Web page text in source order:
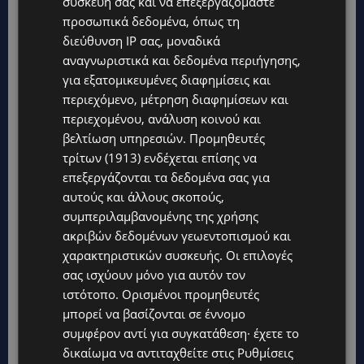
Topics
UPDATES
ΙΣΑΑΚ-ΣΟΛΩΜΟΥ: Κλείνουν συμβολικά οδοφράγματα την
Παρασκευή – Πού και τι ώρα θα γίνουν οι δράσεις
ΣΥΛΛΗΨΕΙΣ: 161 οδηγοί με υπερβολική ταχύτητα σε μία νύχτα
– Η παράβαση που κυριάρχησε στους ελέγχους
STORIES
ΓΕΝΕΘΛΙΟΣ ΗΜΕΡΑ: Η ηλικία είναι μόνο ένας αριθμός – Οι
άνθρωποι και οι στιγμές είναι η πραγματική μας ιστορία
STORIES
ΕΛΕΝΑ ΑΝΤΩΝΙΑΔΟΥ: Αγώνας ζωής για τη 37χρονη μητέρα
τριών παιδιών – Έρανος για τη θεραπεία της στην Αγγλία
UPDATES
προσωπικά δεδομένα, όπως τη
διεύθυνση IP σας, μοναδικά
αναγνωριστικά και δεδομένα περιήγησης,
για εξατομικευμένες διαφημίσεις και
περιεχόμενο, μέτρηση διαφημίσεων και
περιεχομένου, ανάλυση κοινού και
βελτίωση υπηρεσιών. Προμηθευτές
τρίτων (1913) ενδέχεται επίσης να
επεξεργάζονται τα δεδομένα σας για
αυτούς και άλλους σκοπούς,
συμπεριλαμβανομένης της χρήσης
ακριβών δεδομένων γεωεντοπισμού και
χαρακτηριστικών συσκευής. Οι επιλογές
σας ισχύουν μόνο για αυτόν τον
ιστότοπο. Ορισμένοι προμηθευτές
μπορεί να βασίζονται σε έννομο
συμφέρον αντί για συγκατάθεση· έχετε το
δικαίωμα να αντιταχθείτε στις Ρυθμίσεις